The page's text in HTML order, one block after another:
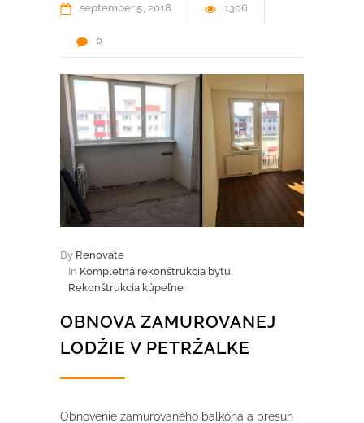
september5 2018 1306
0
By Renovate
In Kompletná rekonštrukcia bytu
Rekonštrukcia kúpeľne
OBNOVA ZAMUROVANEJ
LODŽIE V PETRŽALKE
Obnovenie zamurovaného balkóna a presun